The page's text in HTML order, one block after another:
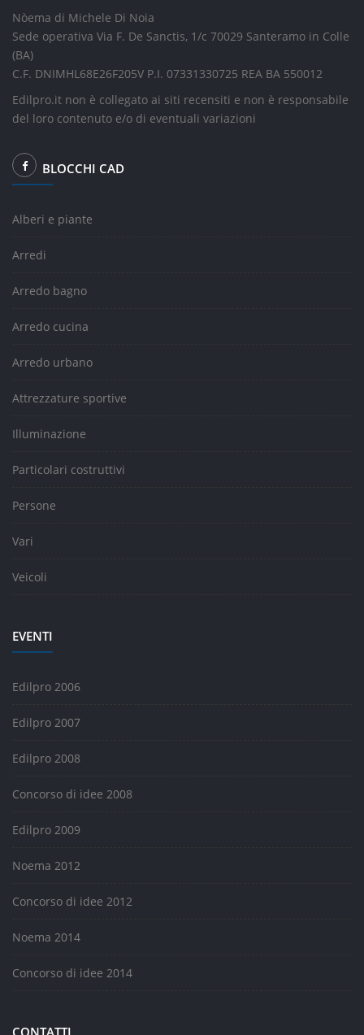
Nòema di Michele Di Noia
Sede operativa Via F. De Sanctis, 1/c 70029 Santeramo in Colle
(BA)
C.F. DNIMHL68E26F205V P.I. 07331330725 REA BA 550012
Edilpro.it non è collegato ai siti recensiti e non è responsabile
del loro contenuto e/o di eventuali variazioni
BLOCCHI CAD
Alberi e piante
Arredi
Arredo bagno
Arredo cucina
Arredo urbano
Attrezzature sportive
Illuminazione
Particolari costruttivi
Persone
Vari
Veicoli
EVENTI
Edilpro 2006
Edilpro 2007
Edilpro 2008
Concorso di idee 2008
Edilpro 2009
Noema 2012
Concorso di idee 2012
Noema 2014
Concorso di idee 2014
CONTATTI